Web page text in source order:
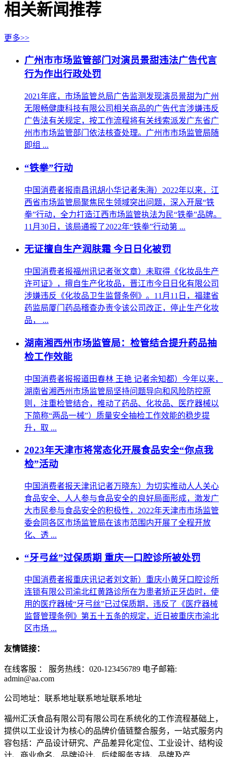
相关新闻推荐
更多>>
广州市市场监管部门对演员景甜违法广告代言
行为作出行政处罚
2021年底，市场监管总局广告监测发现演员景甜为广州
无限畅健康科技有限公司相关商品的广告代言涉嫌违反
广告法有关规定，按工作流程将有关线索派发广东省广
州市市场监管部门依法核查处理。广州市市场监管局随
即组 ...
“铁拳”行动
中国消费者报南昌讯胡小华记者朱海）2022年以来，江
西省市场监管局聚焦民生领域突出问题，深入开展“铁
拳”行动，全力打造江西市场监管执法为民“铁拳”品牌。
11月30日，该局通报了2022年“铁拳”行动第 ...
无证擅自生产润肤霜 今日日化被罚
中国消费者报福州讯记者张文章）未取得《化妆品生产
许可证》，擅自生产化妆品，晋江市今日日化有限公司
涉嫌违反《化妆品卫生监督条例》。11月11日，福建省
药监局厦门药品稽查办责令该公司改正，停止生产化妆
品， ...
湖南湘西州市场监管局：检管结合提升药品抽
检工作效能
中国消费者报报道田春林 王艳 记者余知都）今年以来，
湖南省湘西州市场监管局坚持问题导向和风险防控原
则，注重检管结合，推动了药品、化妆品、医疗器械以
下简称“两品一械”）质量安全抽检工作效能的稳步提
升，取 ...
2023年天津市将常态化开展食品安全“你点我
检”活动
中国消费者报天津讯记者万晓东）为切实推动人人关心
食品安全、人人参与食品安全的良好局面形成，激发广
大市民参与食品安全的积极性，2022年天津市市场监管
委会同各区市场监管局在该市范围内开展了全程开放
化、透 ...
“牙弓丝”过保质期 重庆一口腔诊所被处罚
中国消费者报重庆讯记者刘文新）重庆小黄牙口腔诊所
连锁有限公司渝北红黄路诊所在为患者矫正牙齿时，使
用的医疗器械“牙弓丝”已过保质期，违反了《医疗器械
监督管理条例》第五十五条的规定，近日被重庆市渝北
区市场 ...
友情链接：
在线客服 ：
服务热线：020-123456789 电子邮箱:
admin@aa.com
公司地址：联系地址联系地址联系地址
福州汇沃食品有限公司有限公司在系统化的工作流程基础上，
提供以工业设计为核心的品牌价值链整合服务，一站式服务内
容包括：产品设计研究、产品差异化定位、工业设计、结构设